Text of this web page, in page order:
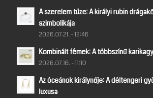
A szerelem tüze: A királyi rubin
szimbolikája
2026.07.21. - 12:46
Kombinált fémek: A többszínű
2026.07.16. - 11:10
Az óceánok királynője: A déltengeri
luxusa